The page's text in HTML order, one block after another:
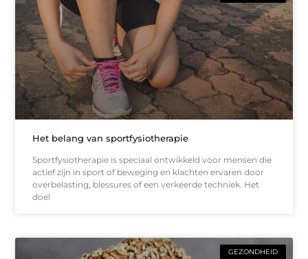
Het belang van sportfysiotherapie
Sportfysiotherapie is speciaal ontwikkeld voor mensen die
actief zijn in sport of beweging en klachten ervaren door
overbelasting, blessures of een verkeerde techniek. Het
doel
GEZONDHEID